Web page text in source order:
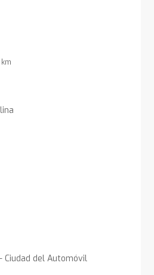
km
Ciudad del Automóvil